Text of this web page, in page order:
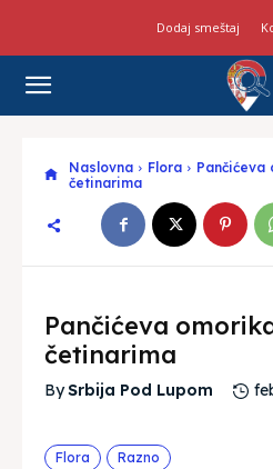
Dodaj smeštaj
Naslovna Flora
Pančićeva
četinarima
Pančićeva
četinarima
BySrbija Pod Lupom
Flora Razno